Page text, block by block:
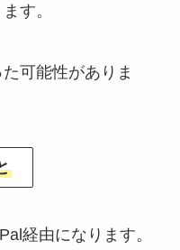
す。
可能性がありま
経由になります。